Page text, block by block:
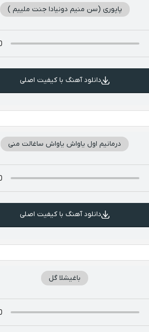
پاپوری (سن منیم دونیادا جنت ملییم )
دانلود آهنگ با کیفیت اصلی
درمانیم اول یاواش یاواش ساغالت منی
دانلود آهنگ با کیفیت اصلی
باغیشلا گل